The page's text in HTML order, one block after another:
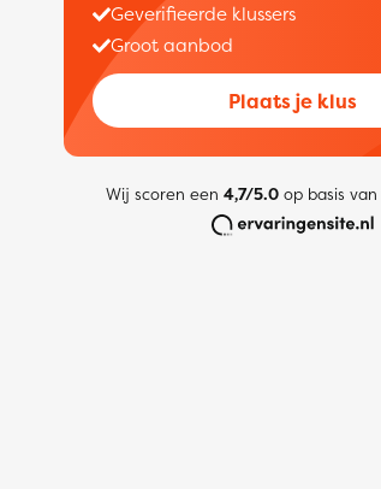
Geverifieerde klussers
Groot aanbod
Plaats je klus
Wij scoren een 4,7/5.0op basis van